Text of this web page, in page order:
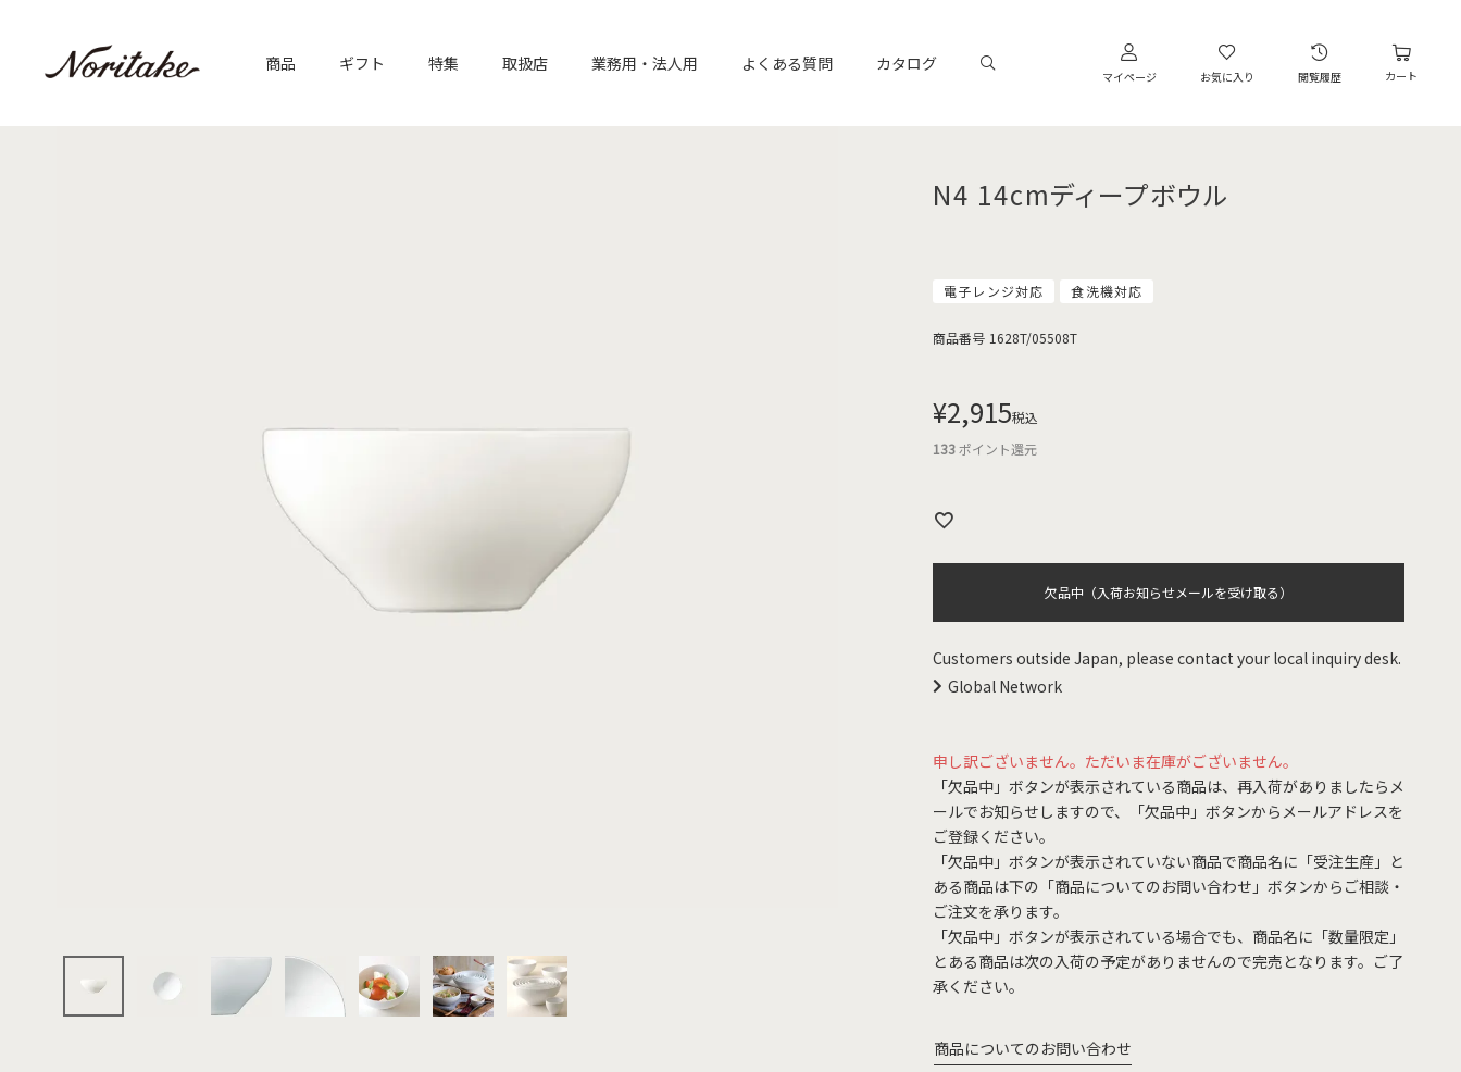
商品 ギフト 特集 取扱店 業務用・法人用 よくある質問 カタログ
マイページ お気に入り 閲覧履歴 カート
N4 14cmディープボウル
電子レンジ対応 食洗機対応
商品番号 1628T/05508T
¥2,915税込
133ポイント還元
欠品中（入荷お知らせメールを受け取る）
Customers outside Japan, please contact your local inquiry desk.
Global Network
申し訳ございません。ただいま在庫がございません。
「欠品中」ボタンが表示されている商品は、再入荷がありましたらメ
ールでお知らせしますので、「欠品中」ボタンからメールアドレスを
ご登録ください。
「欠品中」ボタンが表示されていない商品で商品名に「受注生産」と
ある商品は下の「商品についてのお問い合わせ」ボタンからご相談・
ご注文を承ります。
「欠品中」ボタンが表示されている場合でも、商品名に「数量限定」
とある商品は次の入荷の予定がありませんので完売となります。ご了
承ください。
商品についてのお問い合わせ